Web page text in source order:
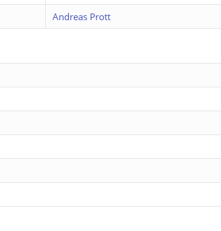
Andreas Prott